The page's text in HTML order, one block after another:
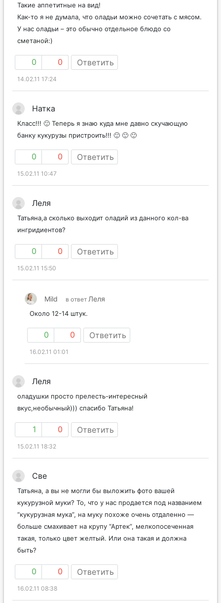
Такие аппетитные на вид!
Как-то я не думала, что оладьи можно сочетать с мясом.
У нас оладьи – это обычно отдельное блюдо со
сметаной:)
0 0 Ответить
14.02.11 17:24
Натка
Класс!!! 🙂 Теперь я знаю куда мне давно скучающую
банку кукурузы пристроить!!! 🙂 🙂 🙂
0 0 Ответить
15.02.11 10:47
Леля
Татьяна,а сколько выходит оладий из данного кол-ва
ингридиентов?
0 0 Ответить
15.02.11 15:50
Mild в ответ Леля
Около 12-14 штук.
0 0 Ответить
16.02.11 01:01
Леля
оладушки просто прелесть-интересный
вкус,необычный))) спасибо Татьяна!
1 0 Ответить
15.02.11 18:32
Све
Татьяна, а вы не могли бы выложить фото вашей
кукурузной муки? То, что у нас продается под названием
“кукурузная мука”, на муку похоже очень отдаленно —
больше смахивает на крупу “Артек”, мелкопосеченная
такая, только цвет желтый. Или она такая и должна
быть?
0 0 Ответить
16.02.11 08:38